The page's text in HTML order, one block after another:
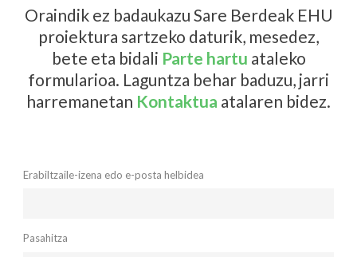
Oraindik ez badaukazu Sare Berdeak EHU
proiektura sartzeko daturik, mesedez,
bete eta bidali Parte hartu ataleko
formularioa. Laguntza behar baduzu, jarri
harremanetan Kontaktua atalaren bidez.
Erabiltzaile-izena edo e-posta helbidea
Pasahitza